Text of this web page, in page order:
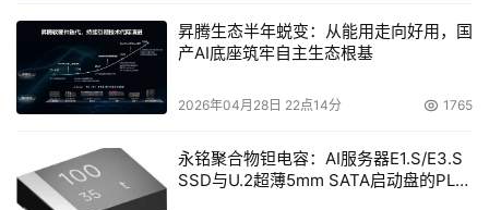
昇腾生态半年蜕变：从能用走向好用，国
产AI底座筑牢自主生态根基
2026年04月28日 22点14分 1765
永铭聚合物钽电容：AI服务器E1.S/E3.S
SSD与U.2超薄5mm SATA启动盘的PLP